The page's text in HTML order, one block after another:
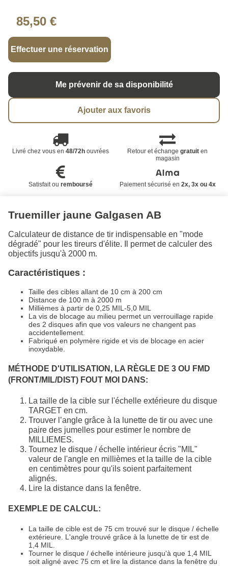
85,50 €
Effectuer une réservation
Me prévenir de sa disponibilité
Ajouter aux favoris
Livré chez vous en 48/72houvrées Retour et échangegratuit en
magasin
Satisfait ou remboursé Paiement sécurisé en 2x, 3x ou 4x
Truemiller jaune Galgasen AB
Calculateur de distance de tir indispensable en "mode
dégradé" pour les tireurs d'élite. Il permet de calculer des
objectifs jusqu'à 2000 m.
Caractéristiques :
Taille des cibles allant de 10 cm à 200 cm
Distance de 100 m à 2000 m
Millièmes à partir de 0,25 MIL-5,0 MIL
La vis de blocage au milieu permet un verrouillage rapide
des 2 disques afin que vos valeurs ne changent pas
accidentellement.
Fabriqué en polymère rigide et vis de blocage en acier
inoxydable.
MÉTHODE D'UTILISATION, LA RÈGLE DE 3 OU FMD
(FRONT/MIL/DIST) FOUT MOI DANS:
La taille de la cible sur l'échelle extérieure du disque
TARGET en cm.
Trouver l’angle grâce à la lunette de tir ou avec une
paire des jumelles pour estimer le nombre de
MILLIEMES.
Tournez le disque / échelle intérieur écris "MIL"
valeur de l'angle en millièmes et la taille de la cible
en centimètres pour qu'ils soient parfaitement
alignés.
Lire la distance dans la fenêtre.
EXEMPLE DE CALCUL:
La taille de cible est de 75 cm trouvé sur le disque / échelle
extérieure. L'angle trouvé grâce à la lunette de tir est de
1,4 MIL.
Tourner le disque / échelle intérieure jusqu'à que 1,4 MIL
soit aligné avec 75 cm et lire la distance dans la fenêtre du